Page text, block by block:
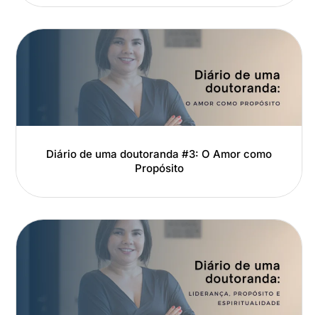
Diário de uma doutoranda #3: O Amor como
Propósito